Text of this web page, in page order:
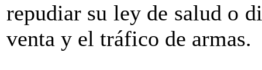
repudiar su ley de salud o
venta y el tráfico de armas.